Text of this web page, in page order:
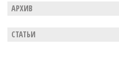
АРХИВ
СТАТЬИ